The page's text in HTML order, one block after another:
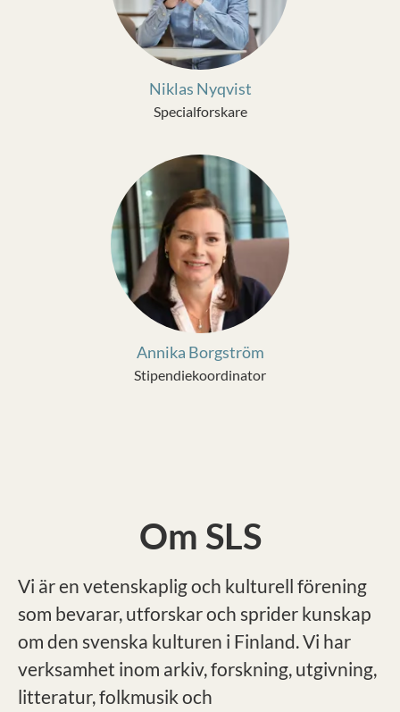
Niklas Nyqvist
Specialforskare
Annika Borgström
Stipendiekoordinator
Om SLS
Vi är en vetenskaplig och kulturell förening
som bevarar, utforskar och sprider kunskap
om den svenska kulturen i Finland. Vi har
verksamhet inom arkiv, forskning, utgivning,
litteratur, folkmusik och